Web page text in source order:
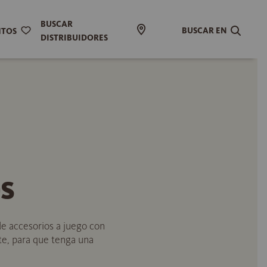
BUSCAR
DISTRIBUIDORES
BUSCAR EN
accesorios a juego con
para que tenga una